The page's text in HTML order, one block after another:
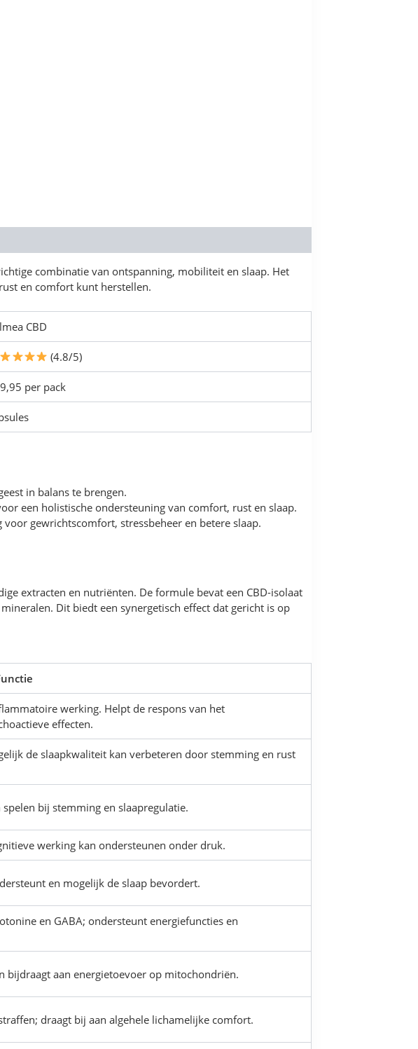
combinatie van ontspanning, mobiliteit en slaap. Het
en comfort kunt herstellen.
CBD
(4.8/5)
per pack
in balans te brengen.
een holistische ondersteuning van comfort, rust en slaap.
gewrichtscomfort, stressbeheer en betere slaap.
extracten en nutriënten. De formule bevat een CBD-isolaat
Dit biedt een synergetisch effect dat gericht is op
werking. Helpt de respons van het
effecten.
de slaapkwaliteit kan verbeteren door stemming en rust
bij stemming en slaapregulatie.
werking kan ondersteunen onder druk.
en mogelijk de slaap bevordert.
en GABA; ondersteunt energiefuncties en
bijdraagt aan energietoevoer op mitochondriën.
draagt bij aan algehele lichamelijke comfort.